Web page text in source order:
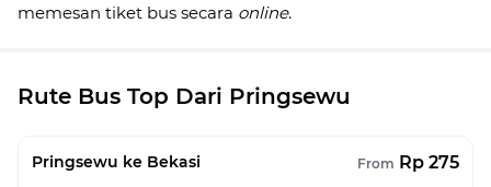
memesan tiket bus secara online.
Rute Bus Top Dari Pringsewu
Pringsewu ke Bekasi From Rp 275